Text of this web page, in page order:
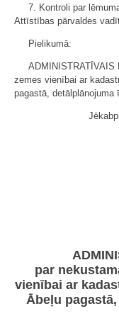
7. Kontroli par
Attīstības pārvaldes
Pielikumā:
ADMINISTRATĪVAIS
zemes vienībai ar
pagastā, detālplānojuma
par
vienībai ar
Ābeļu